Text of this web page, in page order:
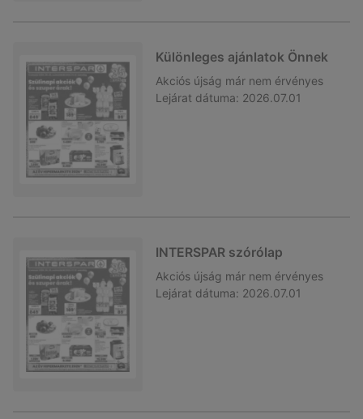
Különleges ajánlatok Önnek
Akciós újság már nem érvényes
Lejárat dátuma: 2026.07.01
INTERSPAR szórólap
Akciós újság már nem érvényes
Lejárat dátuma: 2026.07.01